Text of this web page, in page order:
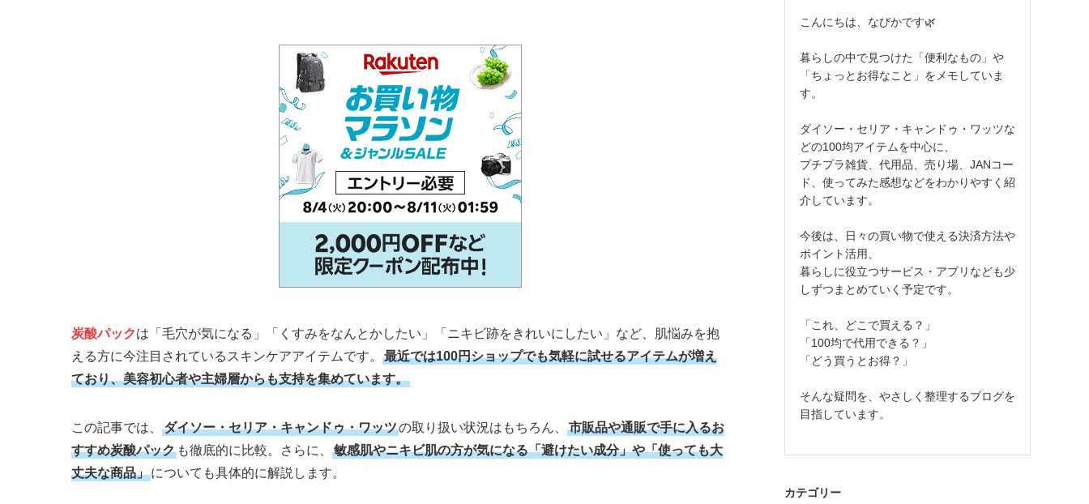
炭酸パックは「毛穴が気になる」「くすみをなんとかしたい」「ニキビ跡をきれいにしたい」など、肌悩みを抱
える方に今注目されているスキンケアアイテムです。
最近では100円ショップでも気軽に試せるアイテムが増え
ており、美容初心者や主婦層からも支持を集めています。
この記事では、 ダイソー・セリア・キャンドゥ・ワッツの取り扱い状況はもちろん、
市販品や通販で手に入るお
すすめ炭酸パック も徹底的に比較。さらに、
敏感肌やニキビ肌の方が気になる「避けたい成分」や「使っても大
丈夫な商品」についても具体的に解説します。
こんにちは、なびかです🌿
暮らしの中で見つけた「便利なもの」や
「ちょっとお得なこと」をメモしていま
す。
ダイソー・セリア・キャンドゥ・ワッツな
どの100均アイテムを中心に、
プチプラ雑貨、代用品、売り場、JANコー
ド、使ってみた感想などをわかりやすく紹
介しています。
今後は、日々の買い物で使える決済方法や
ポイント活用、
暮らしに役立つサービス・アプリなども少
しずつまとめていく予定です。
「これ、どこで買える？」
「100均で代用できる？」
「どう買うとお得？」
そんな疑問を、やさしく整理するブログを
目指しています。
カテゴリー